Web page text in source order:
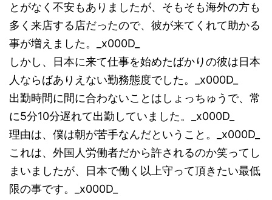
とがなく不安もありましたが、そもそも海外の方も
多く来店する店だったので、彼が来てくれて助かる
事が増えました。_x000D_
しかし、日本に来て仕事を始めたばかりの彼は日本
人ならばありえない勤務態度でした。_x000D_
出勤時間に間に合わないことはしょっちゅうで、常
に5分10分遅れて出勤していました。_x000D_
理由は、僕は朝が苦手なんだということ。_x000D_
これは、外国人労働者だから許されるのか笑ってし
まいましたが、日本で働く以上守って頂きたい最低
限の事です。_x000D_